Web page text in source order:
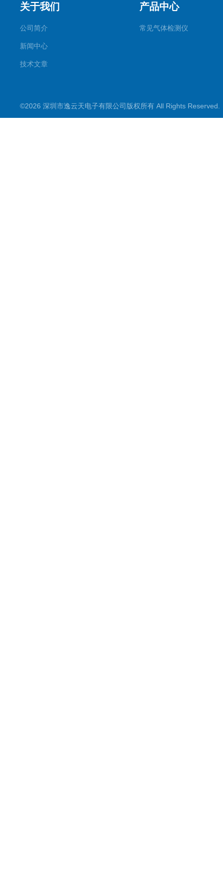
关于我们
公司简介
新闻中心
技术文章
产品中心
常见气体检测仪
©2026 深圳市逸云天电子有限公司版权所有 All Rights